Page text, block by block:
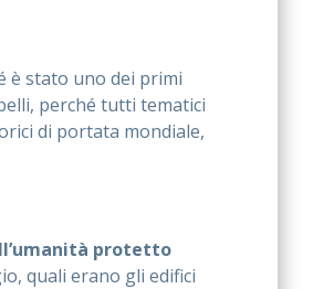
è stato uno dei primi
perché tutti tematici
di portata mondiale,
protetto
quali erano gli edifici